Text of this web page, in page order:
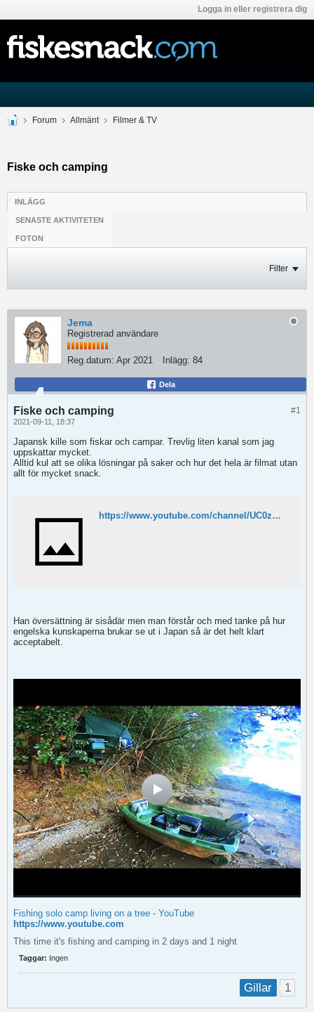
Logga in eller registrera dig
Forum Allmänt Filmer & TV
Fiske och camping
INLÄGG
SENASTE AKTIVITETEN
FOTON
Filter
Jema
Registrerad användare
Reg.datum: Apr 2021 Inlägg: 84
Dela
#1
Fiske och camping
2021-09-11, 18:37
Japansk kille som fiskar och campar. Trevlig liten kanal som jag
uppskattar mycket.
Alltid kul att se olika lösningar på saker och hur det hela är filmat utan
allt för mycket snack.
https://www.youtube.com/channel/UC0zMILluGdfKBBg9vp3dYKA/featured
Han översättning är sisådär men man förstår och med tanke på hur
engelska kunskaperna brukar se ut i Japan så är det helt klart
acceptabelt.
Fishing solo camp living on a tree - YouTube
https://www.youtube.com
This time it's fishing and camping in 2 days and 1 night
Taggar: Ingen
Gillar 1